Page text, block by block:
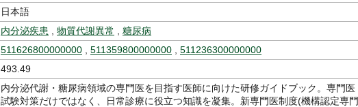
日本語
内分泌疾患 物質代謝異常
糖尿病
511626800000000 511359800000000
511236300000000
493.49
内分泌代謝・糖尿病領域の専門医を目指す医師に向けた研修ガイドブック。専門医
試験対策だけではなく、日常診療に役立つ知識を凝集。新専門医制度(機構認定専門